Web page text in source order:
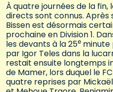
À quatre journées de la
directs sont connus.
Bissen est désormais
prochaine en Division 1.
les devants à la 25e minute
par Igor Teles dans la
restait ensuite longtemps
de Mamer, lors duquel le
quatre reprises par